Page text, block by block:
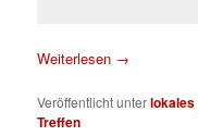
Weiterlesen →
Veröffentlicht unterlokales
Treffen